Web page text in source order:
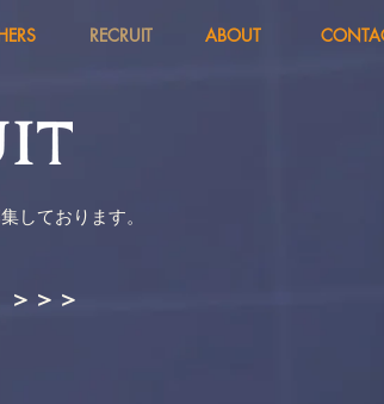
RECRUIT ABOUT
しております。
＞＞